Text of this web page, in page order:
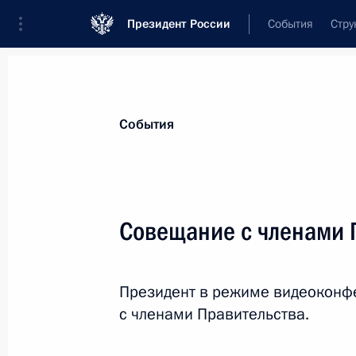
Президент России События
В законодательство внесены
терминологии в соответствие с
События
Совещание с членами
Президент в режиме
с членами Правительства.